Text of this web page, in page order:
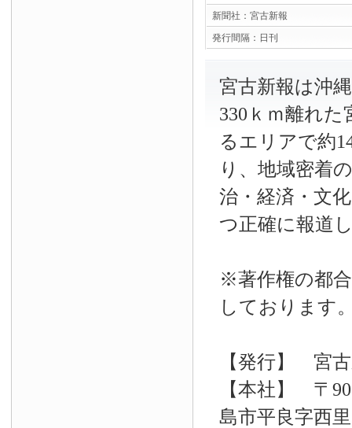
新聞社： 宮古新報
発行間隔： 日刊
宮古新報は沖
330ｋｍ離れ
るエリアで約
り、地域密着
治・経済・文
つ正確に報道
※著作権の都
しております
【発行】 宮
【本社】 〒
島市平良字西